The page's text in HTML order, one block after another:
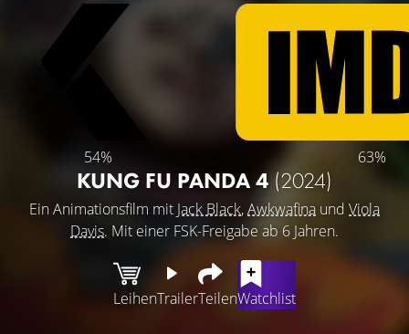
54% 63%
KUNG FU PANDA 4(2024)
Ein Animationsfilm mit Jack Black,Awkwafina und Viola
Davis. Mit einer FSK-Freigabe ab 6 Jahren.
LeihenTrailerTeilenWatchlist